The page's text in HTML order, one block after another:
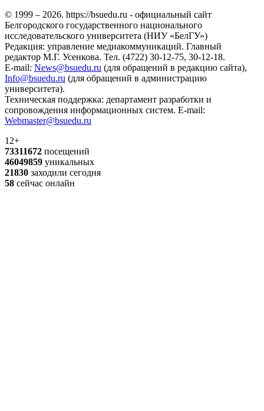
© 1999 – 2026. https://bsuedu.ru - официальный сайт
Белгородского государственного национального
исследовательского университета (НИУ «БелГУ»)
Редакция: управление медиакоммуникаций. Главный
редактор М.Г. Усенкова. Тел. (4722) 30-12-75, 30-12-18.
E-mail: News@bsuedu.ru (для обращений в редакцию сайта),
Info@bsuedu.ru (для обращений в администрацию
университета).
Техническая поддержка: департамент разработки и
сопровождения информационных систем. E-mail:
Webmaster@bsuedu.ru
12+
73311672 посещений
46049859 уникальных
21830 заходили сегодня
58 сейчас онлайн